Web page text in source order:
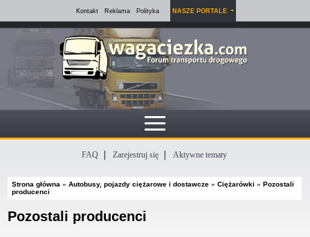
Kontakt Reklama Polityka NASZE PORTALE
FAQ Zarejestruj się Aktywne tematy
Strona główna »Autobusy, pojazdy ciężarowe i dostawcze »Ciężarówki »Pozostali
producenci
Pozostali producenci